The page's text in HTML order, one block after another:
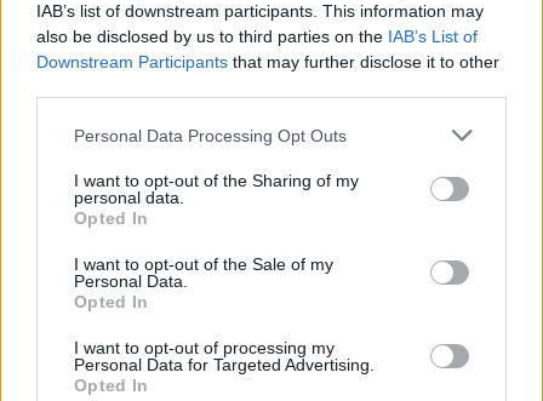
IAB’s list of downstream participants. This information may
also be disclosed by us to third parties on the IAB’s List of
Downstream Participants that may further disclose it to other
Please note that this website/app uses one or more Google
not limited to your visit or usage behaviour. You may click to
grant or deny consent to Google and its third-party tags to
use your data for below specified purposes in below Google
consent section.
Personal Data Processing Opt Outs
I want to opt-out of the Sharing of my
personal data.
Opted In
I want to opt-out of the Sale of my
Personal Data.
Opted In
I want to opt-out of processing my
Personal Data for Targeted Advertising.
Opted In
Az előadás nem fog örökre
elmaradni, ha kell, akkor az 51.
évfordulóra mutatjuk be a
tervezett programot
igazgatóját.